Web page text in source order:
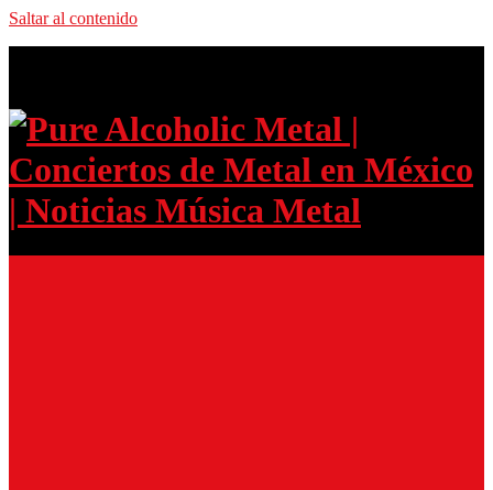
Saltar al contenido